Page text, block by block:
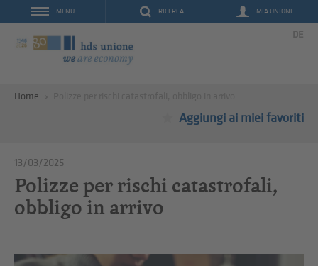
RICERCA MIA UNIONE
MENU
DE
Home
Aggiungi ai miei favoriti
13/03/2025
Polizze per rischi catastrofali,
obbligo in arrivo